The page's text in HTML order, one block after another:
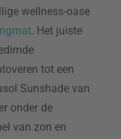
wellness-oase
. Het juiste
tot een
Sunshade van
onder de
van zon en